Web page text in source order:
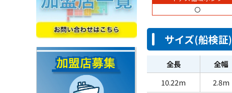
〇
サイズ(船検証)
全長 全幅
10.22m
2.8m